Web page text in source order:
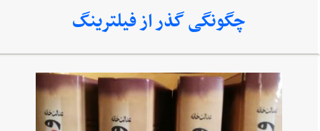
چگونگی گذر از فیلترینگ